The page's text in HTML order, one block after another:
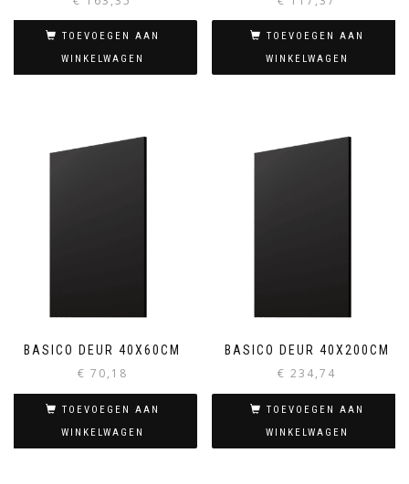
TOEVOEGEN AAN
WINKELWAGEN
TOEVOEGEN AAN
WINKELWAGEN
BASICO DEUR 40X60CM
€ 70,18
TOEVOEGEN AAN
WINKELWAGEN
BASICO DEUR 40X200CM
€ 234,74
TOEVOEGEN AAN
WINKELWAGEN